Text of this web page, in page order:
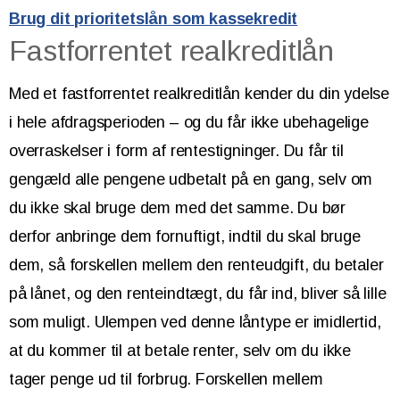
Brug dit prioritetslån som kassekredit
Fastforrentet realkreditlån
Med et fastforrentet realkreditlån kender du din ydelse
i hele afdragsperioden – og du får ikke ubehagelige
overraskelser i form af rentestigninger. Du får til
gengæld alle pengene udbetalt på en gang, selv om
du ikke skal bruge dem med det samme. Du bør
derfor anbringe dem fornuftigt, indtil du skal bruge
dem, så forskellen mellem den renteudgift, du betaler
på lånet, og den renteindtægt, du får ind, bliver så lille
som muligt. Ulempen ved denne låntype er imidlertid,
at du kommer til at betale renter, selv om du ikke
tager penge ud til forbrug. Forskellen mellem